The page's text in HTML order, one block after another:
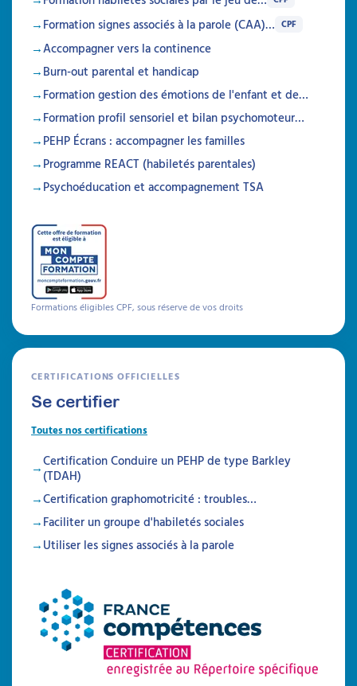
Formation signes associés à la parole (CAA)… CPF
Accompagner vers la continence
Burn-out parental et handicap
Formation gestion des émotions de l'enfant et de…
Formation profil sensoriel et bilan psychomoteur…
PEHP Écrans : accompagner les familles
Programme REACT (habiletés parentales)
Psychoéducation et accompagnement TSA
Formations éligibles CPF, sous réserve de vos droits
CERTIFICATIONS OFFICIELLES
Se certifier
Toutes nos certifications
Certification Conduire un PEHP de type Barkley
(TDAH)
Certification graphomotricité : troubles…
Faciliter un groupe d'habiletés sociales
Utiliser les signes associés à la parole